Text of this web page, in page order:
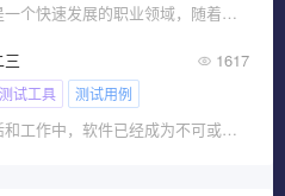
简介软件测试是一个快速发展的职业领域，随着信息技术的不断发展和应用，软件测试的重要性也越来越受到重视。
三 1617
测试工具 测试用例
在我们日常生活和工作中，软件已经成为不可或缺的?